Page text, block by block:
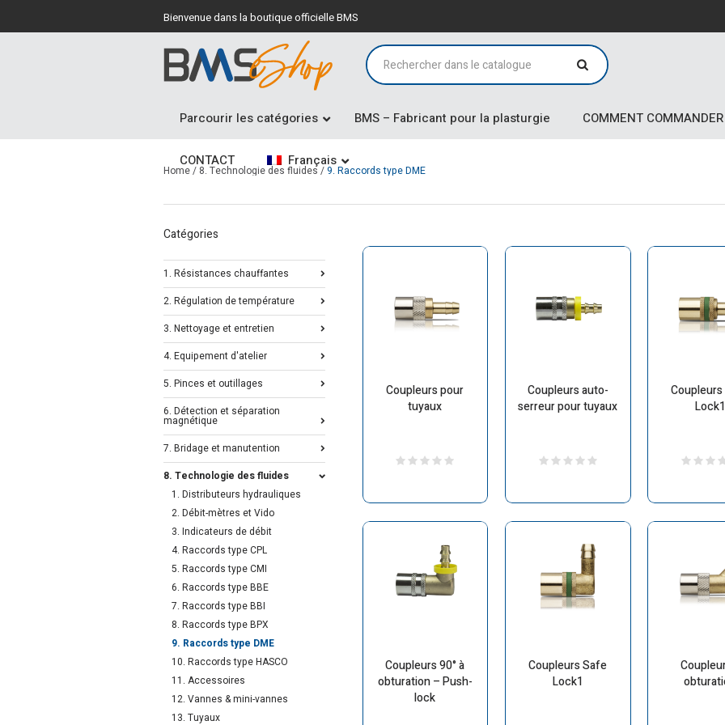
Bienvenue dans la boutique officielle BMS
Parcourir les catégories BMS – Fabricant pour la plasturgie COMMENT
CONTACT Français
Home/ 8. Technologie des fluides/ 9. Raccords type DME
Coupleurs pour
tuyaux
Coupleurs auto-
serreur pour tuyaux
Lock1
Coupleurs 90° à
obturation – Push-
lock
Coupleurs Safe
Lock1
Catégories
1. Résistances chauffantes
2. Régulation de température
3. Nettoyage et entretien
4. Equipement d'atelier
5. Pinces et outillages
6. Détection et séparation
magnétique
7. Bridage et manutention
8. Technologie des fluides
1. Distributeurs hydrauliques
2. Débit-mètres et Vido
3. Indicateurs de débit
4. Raccords type CPL
5. Raccords type CMI
6. Raccords type BBE
7. Raccords type BBI
8. Raccords type BPX
9. Raccords type DME
10. Raccords type HASCO
11. Accessoires
12. Vannes & mini-vannes
13. Tuyaux